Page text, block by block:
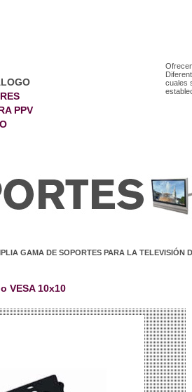
PPV
cuales
GAMA DE SOPORTES PARA LA TELEVISIÓN
VESA 10x10